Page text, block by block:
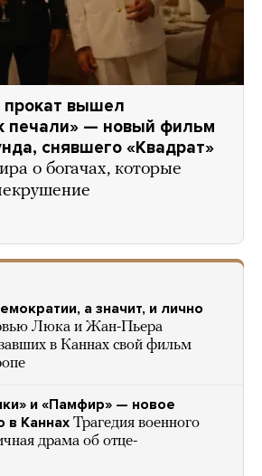
прокат вышел
печали» — новый фильм
снявшего «Квадрат»
о богачах, которые
а значит, и лично
Люка и Жан-Пьера
в Каннах свой фильм
и «Памфир» — новое
в Каннах Трагедия военного
драма об отце-